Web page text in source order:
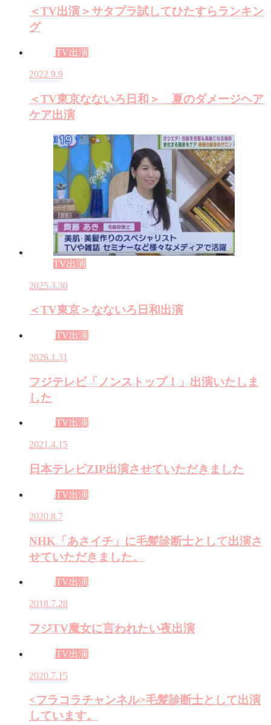
＜TV出演＞サタプラ試してひたすらランキン
グ
TV出演
2022.9.9
＜TV東京なないろ日和＞ 夏のダメージヘア
ケア出演
TV出演
2025.3.30
＜TV東京＞なないろ日和出演
TV出演
2026.1.31
フジテレビ「ノンストップ！」出演いたしま
した
TV出演
2021.4.15
日本テレビZIP出演させていただきました
TV出演
2020.8.7
NHK「あさイチ」に毛髪診断士として出演さ
せていただきました。
TV出演
2018.7.28
フジTV魔女に言われたい夜出演
TV出演
2020.7.15
<フラコラチャンネル>毛髪診断士として出演
しています。